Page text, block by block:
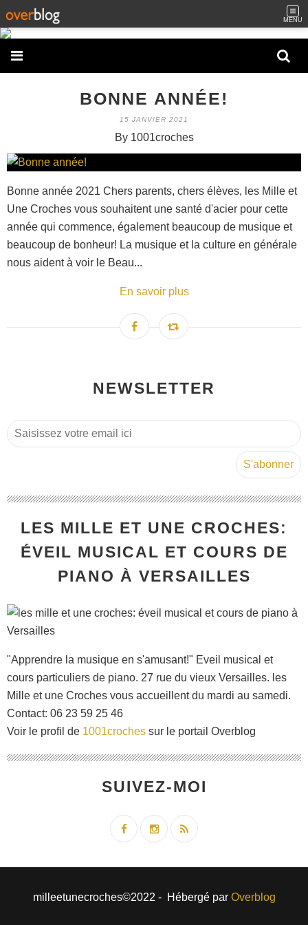
MENU
BONNE ANNÉE!
15 JANVIER 2021
By 1001croches
Bonne année 2021 Chers parents, chers élèves, les Mille et
Une Croches vous souhaitent une santé d'acier pour cette
année qui commence, également beaucoup de musique et
beaucoup de bonheur! La musique et la culture en générale
nous aident à voir le Beau...
En savoir plus
NEWSLETTER
LES MILLE ET UNE CROCHES:
ÉVEIL MUSICAL ET COURS DE
PIANO À VERSAILLES
"Apprendre la musique en s'amusant!" Eveil musical et
cours particuliers de piano. 27 rue du vieux Versailles. les
Mille et une Croches vous accueillent du mardi au samedi.
Contact: 06 23 59 25 46
Voir le profil de 1001croches sur le portail Overblog
SUIVEZ-MOI
milleetunecroches©2022 - Hébergé par Overblog